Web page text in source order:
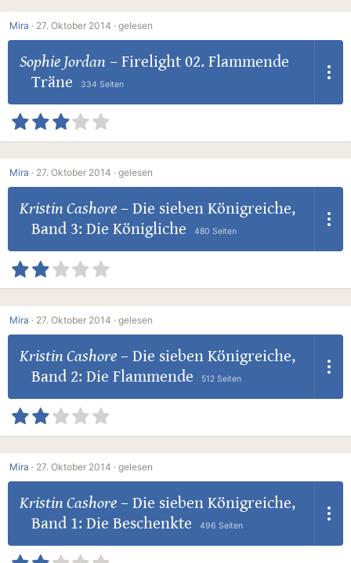
Mira · 27. Oktober 2014 · gelesen
Sophie Jordan – Firelight 02. Flammende
Träne
334 Seiten
Mira · 27. Oktober 2014 · gelesen
Kristin Cashore– Die sieben Königreiche,
Band 3: Die Königliche
480 Seiten
Mira · 27. Oktober 2014 · gelesen
Kristin Cashore– Die sieben Königreiche,
Band 2: Die Flammende
512 Seiten
Mira · 27. Oktober 2014 · gelesen
Kristin Cashore– Die sieben Königreiche,
Band 1: Die Beschenkte
496 Seiten